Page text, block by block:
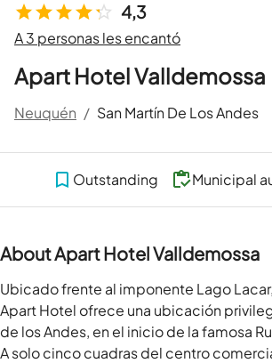
4,3
A 3 personas les encantó
Apart Hotel Valldemossa
Neuquén / San Martín De Los Andes
Outstanding Municipal
About Apart Hotel Valldemossa
Ubicado frente al imponente Lago
Apart Hotel ofrece una ubicación
de los Andes, en el inicio de la famosa
A solo cinco cuadras del centro